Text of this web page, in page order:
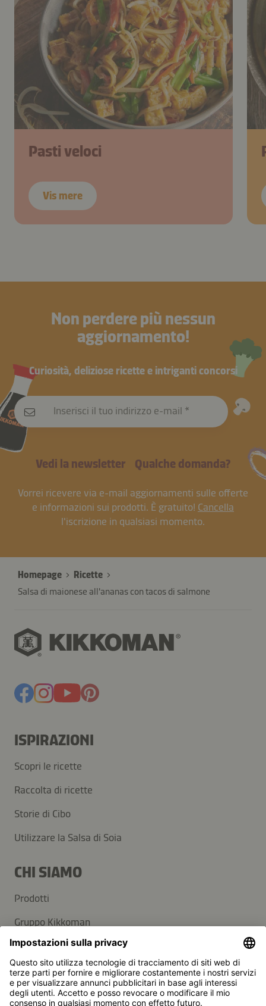
Pasti veloci
Vis mere
Non perdere più nessun
aggiornamento!
Curiosità, deliziose ricette e intriganti concorsi
Inserisci il tuo indirizzo e-mail
Vedi la newsletter Qualche domanda?
Vorrei ricevere via e-mail aggiornamenti sulle offerte
e informazioni sui prodotti. È gratuito! Cancella
l'iscrizione in qualsiasi momento.
Homepage
Ricette
Salsa di maionese all'ananas con tacos di salmone
ISPIRAZIONI
Scopri le ricette
Raccolta di ricette
Storie di Cibo
Utilizzare la Salsa di Soia
CHI SIAMO
Prodotti
Gruppo Kikkoman
Sostenibilità
SUPPORTO